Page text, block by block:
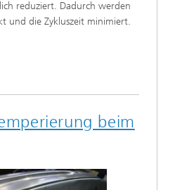
reduziert. Dadurch werden
und die Zykluszeit minimiert.
beim